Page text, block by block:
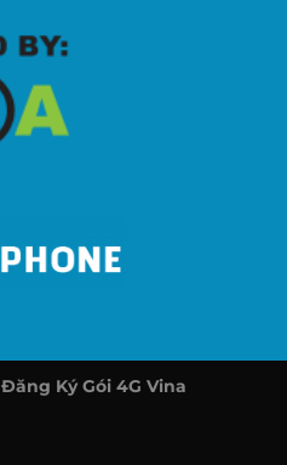
Đăng Ký Gói 4G Vina